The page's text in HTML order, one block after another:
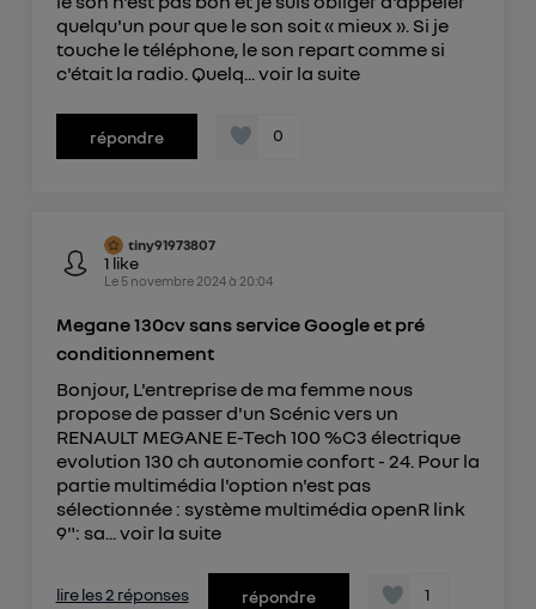
quelqu'un pour que le son soit « mieux ». Si je
touche le téléphone, le son repart comme si
c'était la radio. Quelq... voir la suite
répondre 0
tiny91973807
1 like
Le 5 novembre 2024à 20:04
Megane 130cv sans service Google et pré
conditionnement
Bonjour, L'entreprise de ma femme nous
propose de passer d'un Scénic vers un
RENAULT MEGANE E-Tech 100 %C3 électrique
evolution 130 ch autonomie confort - 24. Pour la
partie multimédia l'option n'est pas
sélectionnée : système multimédia openR link
9": sa...voir la suite
lire les 2 réponses répondre 1